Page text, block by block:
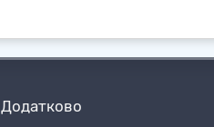
Додатково